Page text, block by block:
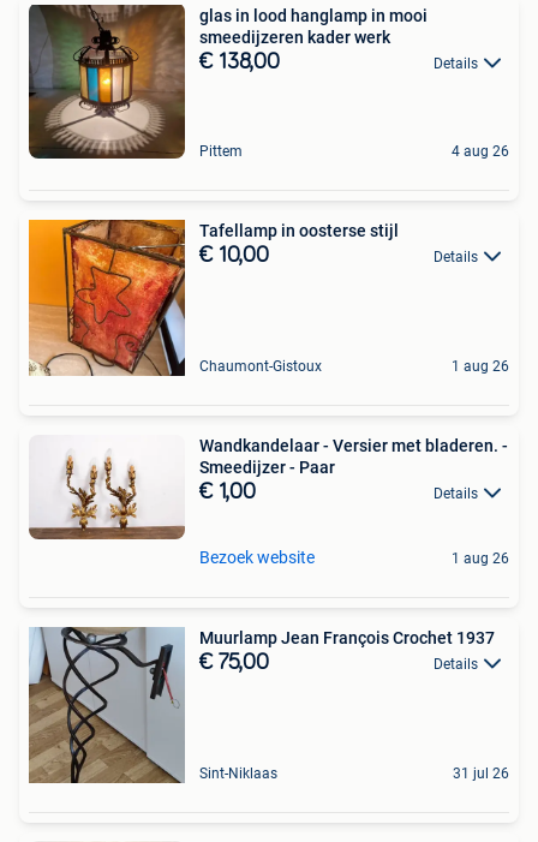
glas in lood hanglamp in mooi
smeedijzeren kader werk
€ 138,00 Details
Pittem 4 aug 26
Tafellamp in oosterse stijl
€ 10,00 Details
Chaumont-Gistoux 1 aug 26
Wandkandelaar - Versier met bladeren. -
Smeedijzer - Paar
€ 1,00 Details
Bezoek website 1 aug 26
Muurlamp Jean François Crochet 1937
€ 75,00 Details
Sint-Niklaas 31 jul 26